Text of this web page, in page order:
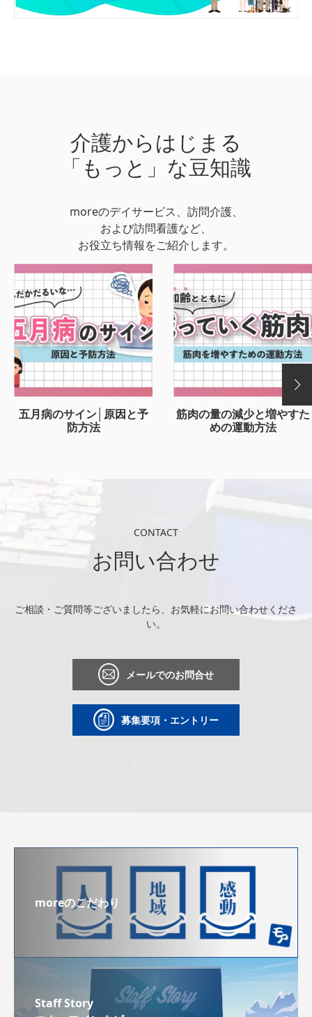
介護からはじまる
「もっと」な豆知識
moreのデイサービス、訪問介護、
および訪問看護など、
お役立ち情報をご紹介します。
五月病のサイン│原因と予
防方法
筋肉の量の減少と増やすた
めの運動方法
CONTACT
お問い合わせ
ご相談・ご質問等ございましたら、お気軽にお問い合わせくださ
い。
メールでのお問合せ
募集要項・エントリー
moreのこだわり
Staff Story